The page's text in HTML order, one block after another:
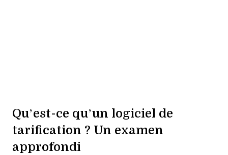
Qu’est-ce qu’un logiciel de
tarification ? Un examen
approfondi